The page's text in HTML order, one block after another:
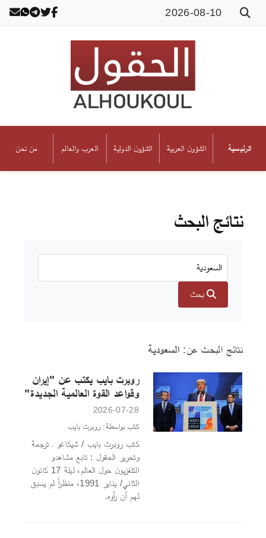
2026-08-10
الرئيسية الشؤون العربية الشؤون الدولية العرب والعالم من نحن
نتائج البحث
بحث
نتائج البحث عن:السعودية
روبرت بايب يكتب عن "إيران
وقواعد القوة العالمية الجديدة"
2026-07-28
كتب بواسطة: روبرت بايب
كتب روبرت بايب / شيكاغو ـ ترجمة
وتحرير الحقول : تابع مشاهدو
التلفزيون حول العالم، ليلة 17 كانون
الثاني/ يناير 1991، منظراً لم يسبق
لهم أن رأوه.